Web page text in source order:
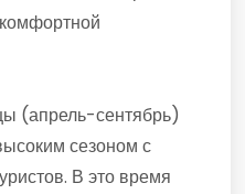
(апрель-сентябрь)
сезоном с
В это время